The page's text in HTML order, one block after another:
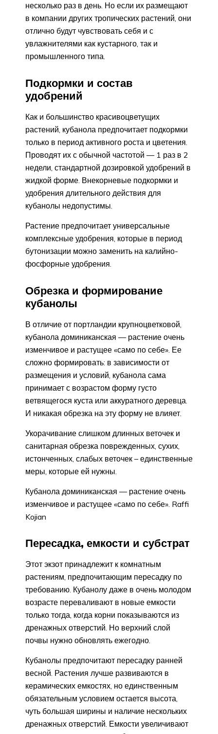
несколько раз в день. Но если их размещают
в компании других тропических растений, они
отлично будут чувствовать себя и с
увлажнителями как кустарного, так и
промышленного типа.
Подкормки и состав
удобрений
Как и большинство красивоцветущих
растений, кубанола предпочитает подкормки
только в период активного роста и цветения.
Проводят их с обычной частотой — 1 раз в 2
недели, стандартной дозировкой удобрений в
жидкой форме. Внекорневые подкормки и
удобрения длительного действия для
кубанолы недопустимы.
Растение предпочитает универсальные
комплексные удобрения, которые в период
бутонизации можно заменить на калийно-
фосфорные удобрения.
Обрезка и формирование
кубанолы
В отличие от портландии крупноцветковой,
кубанола доминиканская — растение очень
изменчивое и растущее «само по себе». Ее
сложно формировать: в зависимости от
размещения и условий, кубанола сама
принимает с возрастом форму густо
ветвящегося куста или аккуратного деревца.
И никакая обрезка на эту форму не влияет.
Укорачивание слишком длинных веточек и
санитарная обрезка поврежденных, сухих,
истонченных, слабых веточек – единственные
меры, которые ей нужны.
Кубанола доминиканская — растение очень
изменчивое и растущее «само по себе». Raffi
Kojian
Пересадка, емкости и субстрат
Этот экзот принадлежит к комнатным
растениям, предпочитающим пересадку по
требованию. Кубанолу даже в очень молодом
возрасте переваливают в новые емкости
только тогда, когда корни показываются из
дренажных отверстий. Но верхний слой
почвы нужно обновлять ежегодно.
Кубанолы предпочитают пересадку ранней
весной. Растения лучше развиваются в
керамических емкостях, но единственным
обязательным условием остается высота,
чуть большая ширины и наличие нескольких
дренажных отверстий. Емкости увеличивают